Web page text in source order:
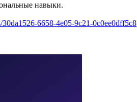
навыки.
6658-4e05-9c21-0c0ee0dff5c8